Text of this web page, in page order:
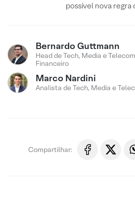
possível nova regra
Bernardo Guttmann
Head de Tech, Media e
Financeiro
Marco Nardini
Analista de Tech, Media e
Compartilhar: